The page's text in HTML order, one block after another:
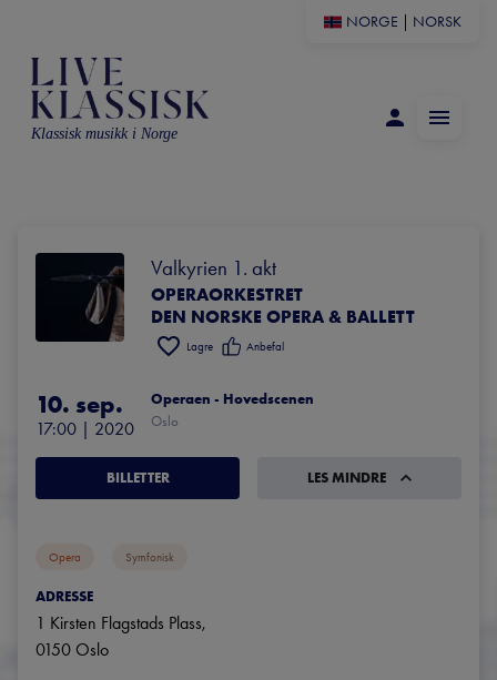
NORGE NORSK
Klassisk musikk i Norge
Valkyrien 1. akt
OPERAORKESTRET
DEN NORSKE OPERA & BALLETT
Lagre Anbefal
10. sep.
17:00 | 2020
Operaen - Hovedscenen
Oslo
BILLETTER LES MINDRE
Opera Symfonisk
ADRESSE
1 Kirsten Flagstads Plass,
0150 Oslo